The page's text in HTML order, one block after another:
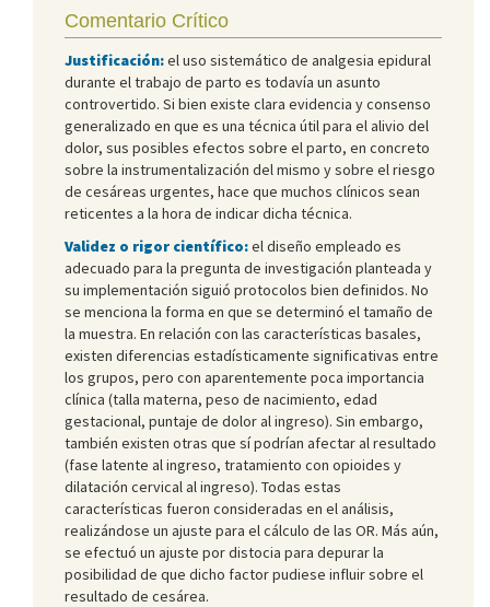
Comentario Crítico
Justificación:el uso sistemático de analgesia epidural
durante el trabajo de parto es todavía un asunto
controvertido. Si bien existe clara evidencia y consenso
generalizado en que es una técnica útil para el alivio del
dolor, sus posibles efectos sobre el parto, en concreto
sobre la instrumentalización del mismo y sobre el riesgo
de cesáreas urgentes, hace que muchos clínicos sean
reticentes a la hora de indicar dicha técnica.
Validez o rigor científico:el diseño empleado es
adecuado para la pregunta de investigación planteada y
su implementación siguió protocolos bien definidos. No
se menciona la forma en que se determinó el tamaño de
la muestra. En relación con las características basales,
existen diferencias estadísticamente significativas entre
los grupos, pero con aparentemente poca importancia
clínica (talla materna, peso de nacimiento, edad
gestacional, puntaje de dolor al ingreso). Sin embargo,
también existen otras que sí podrían afectar al resultado
(fase latente al ingreso, tratamiento con opioides y
dilatación cervical al ingreso). Todas estas
características fueron consideradas en el análisis,
realizándose un ajuste para el cálculo de las OR. Más aún,
se efectuó un ajuste por distocia para depurar la
posibilidad de que dicho factor pudiese influir sobre el
resultado de cesárea.